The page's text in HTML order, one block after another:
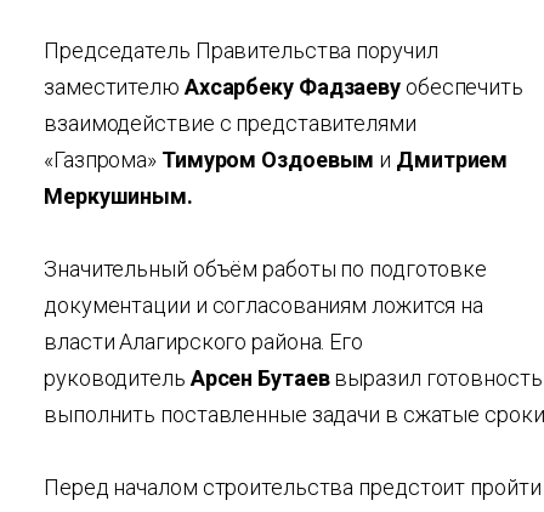
Председатель Правительства поручил
заместителю Ахсарбеку Фадзаеву обеспечить
взаимодействие с представителями
«Газпрома» Тимуром Оздоевым и Дмитрием
Меркушиным.
Значительный объём работы по подготовке
документации и согласованиям ложится на
власти Алагирского района. Его
руководитель Арсен Бутаеввыразил готовность
выполнить поставленные задачи в сжатые
Перед началом строительства предстоит пройти